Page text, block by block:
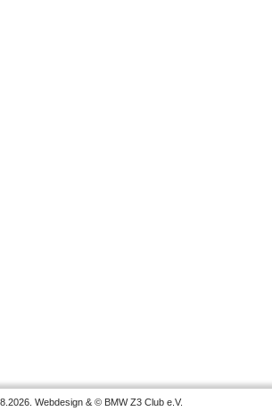
Webdesign & © BMW Z3 Club e.V.